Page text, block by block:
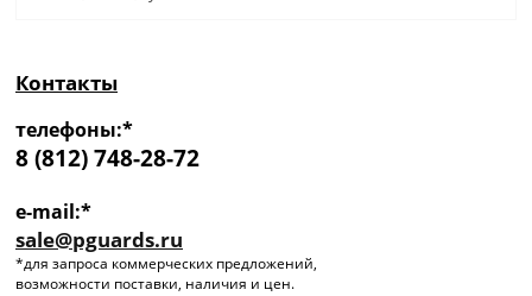
Контакты
телефоны:*
8 (812) 748-28-72
e-mail:*
sale@pguards.ru
*для запроса коммерческих предложений,
возможности поставки, наличия и цен.